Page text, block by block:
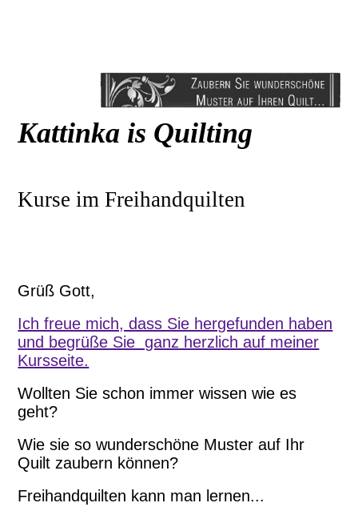
Kattinka is Quilting
Kurse im Freihandquilten
Grüß Gott,
Ich freue mich, dass Sie hergefunden haben
und begrüße Sie ganz herzlich auf meiner
Kursseite.
Wollten Sie schon immer wissen wie es
geht?
Wie sie so wunderschöne Muster auf Ihr
Quilt zaubern können?
Freihandquilten kann man lernen...